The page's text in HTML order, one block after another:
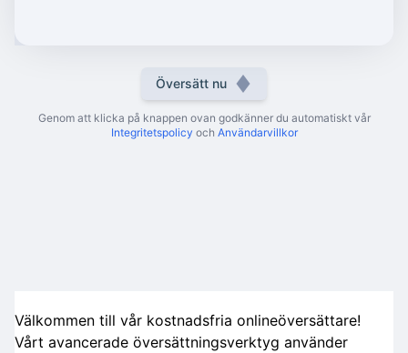
Översätt nu
Genom att klicka på knappen ovan godkänner du automatiskt vår
Integritetspolicy och Användarvillkor
Välkommen till vår kostnadsfria onlineöversättare!
Vårt avancerade översättningsverktyg använder